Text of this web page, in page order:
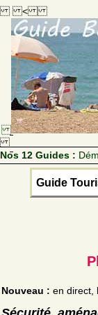
<
Nos 12 Guides :
Guide
Nouveau : en direct,